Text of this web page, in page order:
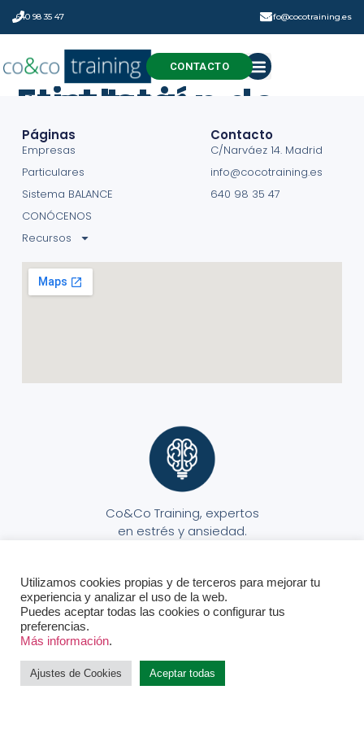
640 98 35 47 info@cocotraining.es
CONTACTO
Etiqueta:
resolución de problemas
Co&Co Training, expertos
en estrés y ansiedad.
Páginas
Empresas
Particulares
Sistema BALANCE
CONÓCENOS
Recursos
Contacto
C/Narváez 14. Madrid
info@cocotraining.es
640 98 35 47
Aviso Legal Política de Privacidad
Utilizamos cookies propias y de terceros para mejorar tu
experiencia y analizar el uso de la web.
Puedes aceptar todas las cookies o configurar tus
preferencias.
Más información.
Ajustes de Cookies Aceptar todas